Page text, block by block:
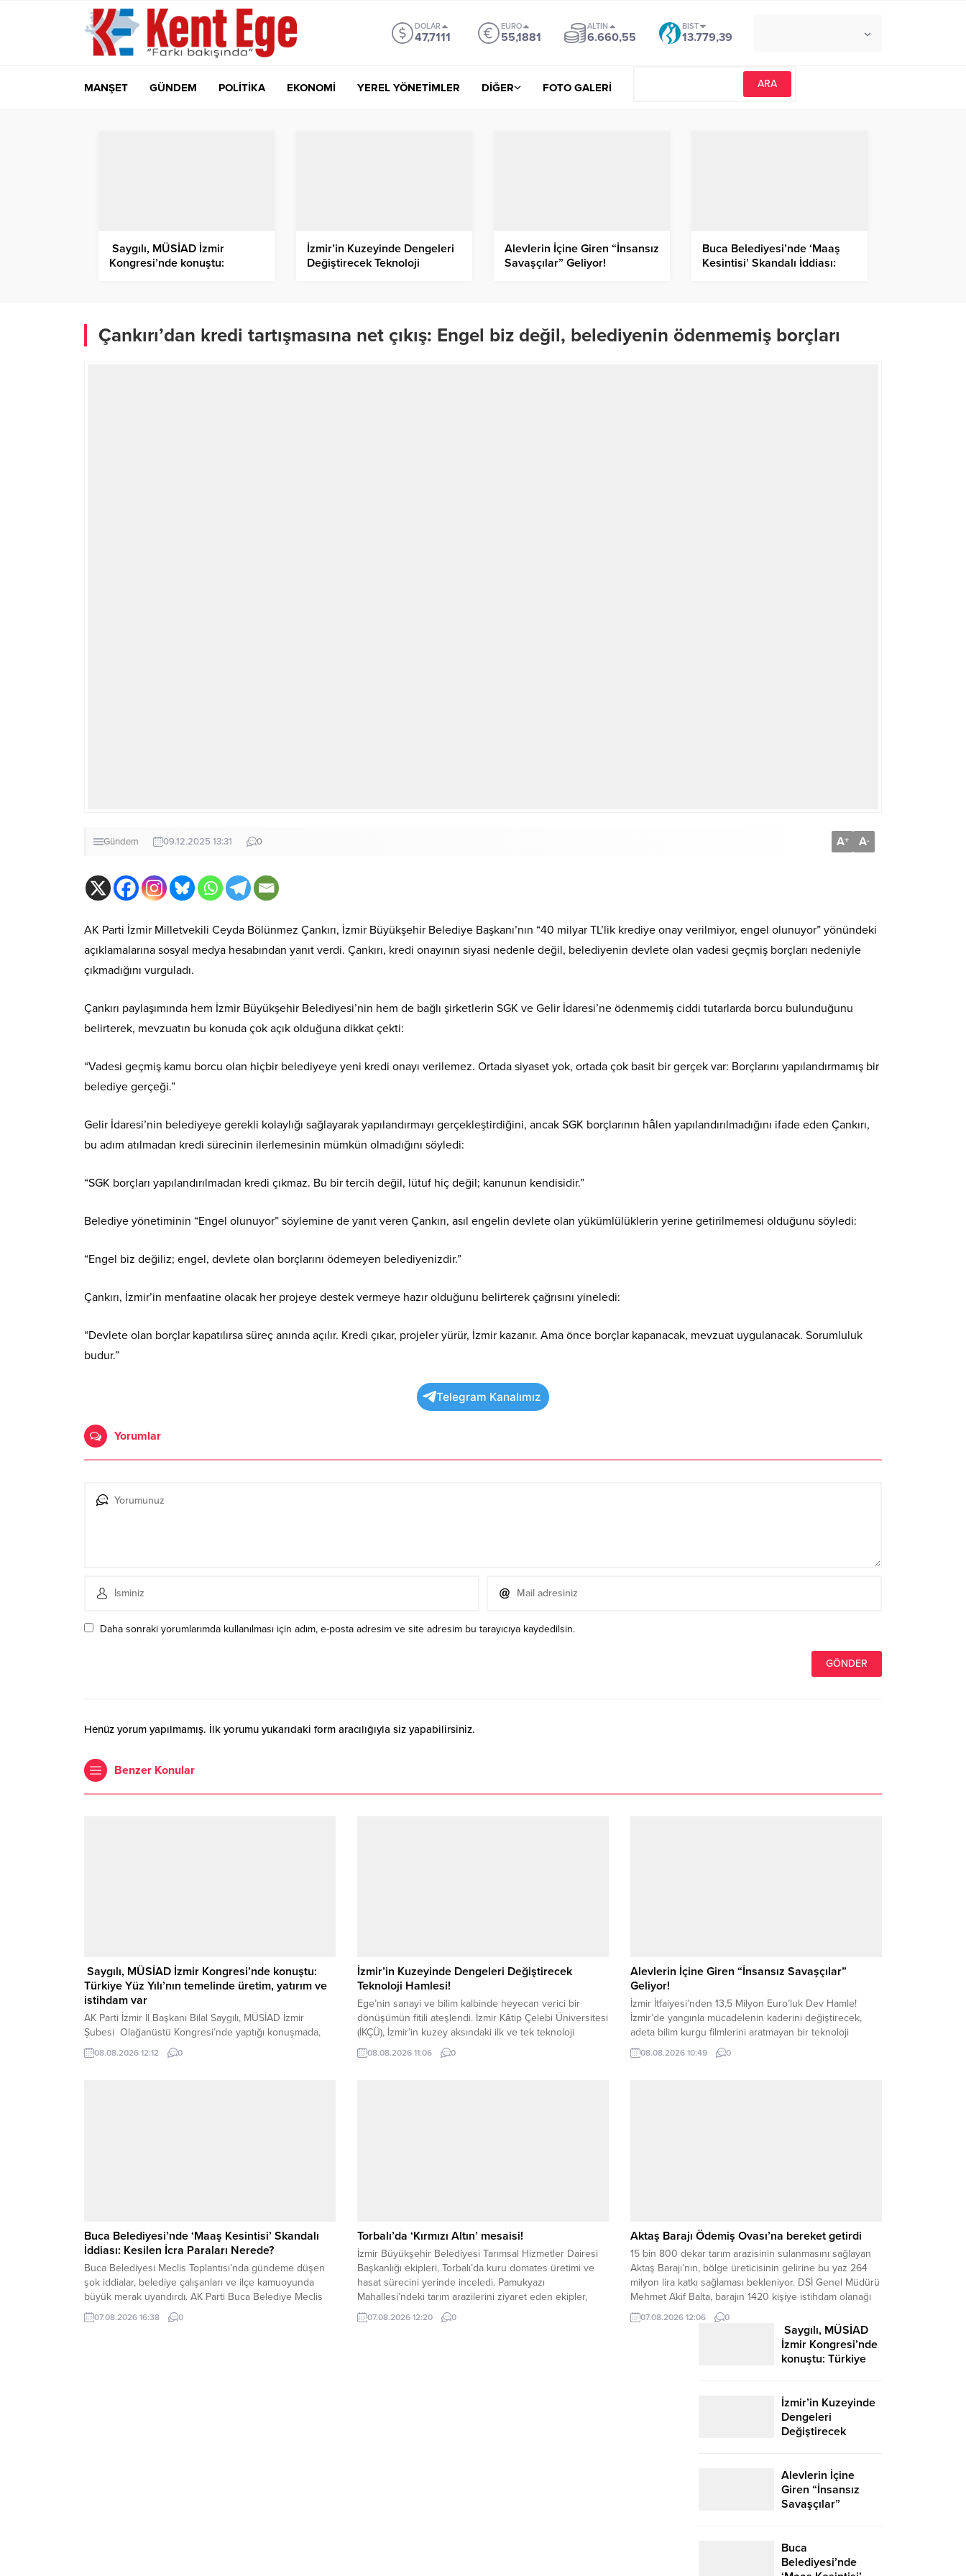
DOLAR
47,7111
EURO
55,1881
ALTIN
6.660,55
BIST
13.779,39
MANŞET GÜNDEM POLİTİKA EKONOMİ YEREL YÖNETİMLER DİĞER FOTO GALERİ
Saygılı, MÜSİAD İzmir
Kongresi’nde konuştu:
İzmir’in Kuzeyinde Dengeleri
Değiştirecek Teknoloji
Alevlerin İçine Giren “İnsansız
Savaşçılar” Geliyor!
Buca Belediyesi’nde ‘Maaş
Kesintisi’ Skandalı İddiası:
Çankırı’dan kredi tartışmasına net çıkış: Engel biz değil, belediyenin ödenmemiş borçları
Gündem 09.12.2025 13:31 0 A+ A-
AK Parti İzmir Milletvekili Ceyda Bölünmez Çankırı, İzmir Büyükşehir Belediye Başkanı’nın “40 milyar TL’lik krediye onay verilmiyor, engel olunuyor” yönündeki
açıklamalarına sosyal medya hesabından yanıt verdi. Çankırı, kredi onayının siyasi nedenle değil, belediyenin devlete olan vadesi geçmiş borçları nedeniyle
çıkmadığını vurguladı.
Çankırı paylaşımında hem İzmir Büyükşehir Belediyesi’nin hem de bağlı şirketlerin SGK ve Gelir İdaresi’ne ödenmemiş ciddi tutarlarda borcu bulunduğunu
belirterek, mevzuatın bu konuda çok açık olduğuna dikkat çekti:
“Vadesi geçmiş kamu borcu olan hiçbir belediyeye yeni kredi onayı verilemez. Ortada siyaset yok, ortada çok basit bir gerçek var: Borçlarını yapılandırmamış bir
belediye gerçeği.”
Gelir İdaresi’nin belediyeye gerekli kolaylığı sağlayarak yapılandırmayı gerçekleştirdiğini, ancak SGK borçlarının hâlen yapılandırılmadığını ifade eden Çankırı,
bu adım atılmadan kredi sürecinin ilerlemesinin mümkün olmadığını söyledi:
“SGK borçları yapılandırılmadan kredi çıkmaz. Bu bir tercih değil, lütuf hiç değil; kanunun kendisidir.”
Belediye yönetiminin “Engel olunuyor” söylemine de yanıt veren Çankırı, asıl engelin devlete olan yükümlülüklerin yerine getirilmemesi olduğunu söyledi:
“Engel biz değiliz; engel, devlete olan borçlarını ödemeyen belediyenizdir.”
Çankırı, İzmir’in menfaatine olacak her projeye destek vermeye hazır olduğunu belirterek çağrısını yineledi:
“Devlete olan borçlar kapatılırsa süreç anında açılır. Kredi çıkar, projeler yürür, İzmir kazanır. Ama önce borçlar kapanacak, mevzuat uygulanacak. Sorumluluk
budur.”
Telegram Kanalımız
Yorumlar
Daha sonraki yorumlarımda kullanılması için adım, e-posta adresim ve site adresim bu tarayıcıya kaydedilsin.
Henüz yorum yapılmamış. İlk yorumu yukarıdaki form aracılığıyla siz yapabilirsiniz.
Benzer Konular
Saygılı, MÜSİAD İzmir Kongresi’nde konuştu:
Türkiye Yüz Yılı’nın temelinde üretim, yatırım ve
istihdam var
AK Parti İzmir İl Başkanı Bilal Saygılı, MÜSİAD İzmir
Şubesi Olağanüstü Kongresi’nde yaptığı konuşmada,
üretim, yatırım ve istihdamın Türkiye’nin kalkınmasındaki
en önemli unsurlar olduğunu belirterek,” Türkiye
08.08.2026 12:12 0
İzmir’in Kuzeyinde Dengeleri Değiştirecek
Teknoloji Hamlesi!
Ege’nin sanayi ve bilim kalbinde heyecan verici bir
dönüşümün fitili ateşlendi. İzmir Kâtip Çelebi Üniversitesi
(İKÇÜ), İzmir’in kuzey aksındaki ilk ve tek teknoloji
geliştirme bölgesi olacak devasa yatırımı için ilk kepçeyi
vurmaya hazırlanıyor. Cumhurbaşkanı Kararı ile resmiyet
08.08.2026 11:06 0
Alevlerin İçine Giren “İnsansız Savaşçılar”
Geliyor!
İzmir İtfaiyesi’nden 13,5 Milyon Euro’luk Dev Hamle!
İzmir’de yangınla mücadelenin kaderini değiştirecek,
adeta bilim kurgu filmlerini aratmayan bir teknoloji
hamlesi başlatıldı. İklim krizinin tetiklediği dev yangınlara
karşı düğmeye basan İzmir Büyükşehir Belediyesi, itfaiye
08.08.2026 10:49 0
Buca Belediyesi’nde ‘Maaş Kesintisi’ Skandalı
İddiası: Kesilen İcra Paraları Nerede?
Buca Belediyesi Meclis Toplantısı’nda gündeme düşen
şok iddialar, belediye çalışanları ve ilçe kamuoyunda
büyük merak uyandırdı. AK Parti Buca Belediye Meclis
Üyesi Hüseyin Oygur, mecliste söz alarak belediye
personelinin maaşlarından kesilen icra paralarının ilgili
07.08.2026 16:38 0
Torbalı’da ‘Kırmızı Altın’ mesaisi!
İzmir Büyükşehir Belediyesi Tarımsal Hizmetler Dairesi
Başkanlığı ekipleri, Torbalı’da kuru domates üretimi ve
hasat sürecini yerinde inceledi. Pamukyazı
Mahallesi’ndeki tarım arazilerini ziyaret eden ekipler,
üreticiler ve mevsimlik tarım işçileriyle bir araya gelerek
üretim süreci, maliyetler ve beklentiler hakkında bilgi
07.08.2026 12:20 0
Aktaş Barajı Ödemiş Ovası’na bereket getirdi
15 bin 800 dekar tarım arazisinin sulanmasını sağlayan
Aktaş Barajı’nın, bölge üreticisinin gelirine bu yaz 264
milyon lira katkı sağlaması bekleniyor. DSİ Genel Müdürü
Mehmet Akif Balta, barajın 1420 kişiye istihdam olanağı
da sağlayacağını belirtti. İzmir’in Ödemiş ilçesinde Küçük
Menderes Ovası’ndaki tarımsal üretimin desteklenmesi
amacıyla hayata geçirilen Aktaş Barajı ve...
07.08.2026 12:06 0
Saygılı, MÜSİAD
İzmir Kongresi’nde
konuştu: Türkiye
yatırım ve istihdam
var
İzmir’in Kuzeyinde
Dengeleri
Değiştirecek
Alevlerin İçine
Giren “İnsansız
Savaşçılar”
Buca
Belediyesi’nde